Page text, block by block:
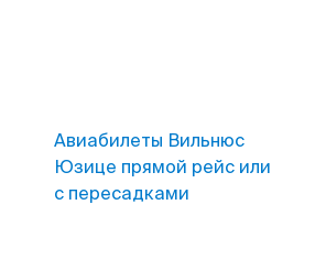
Авиабилеты Вильнюс
Юзице прямой рейс или
с пересадками